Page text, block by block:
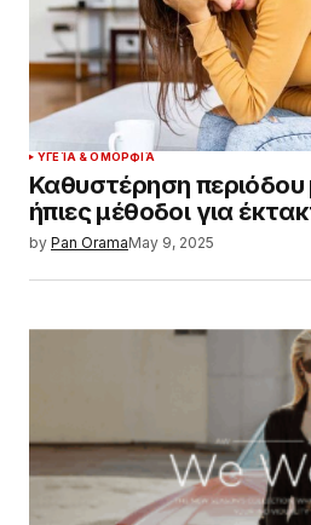
ΥΓΕΊΑ & ΟΜΟΡΦΙΆ
Καθυστέρηση
ήπιες μέθοδοι για
by Pan OramaMay 9, 2025